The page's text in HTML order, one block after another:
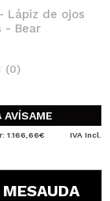
Lápiz de ojos
- Bear
(0)
AVÍSAME
1.166,66€ IVA Incl.